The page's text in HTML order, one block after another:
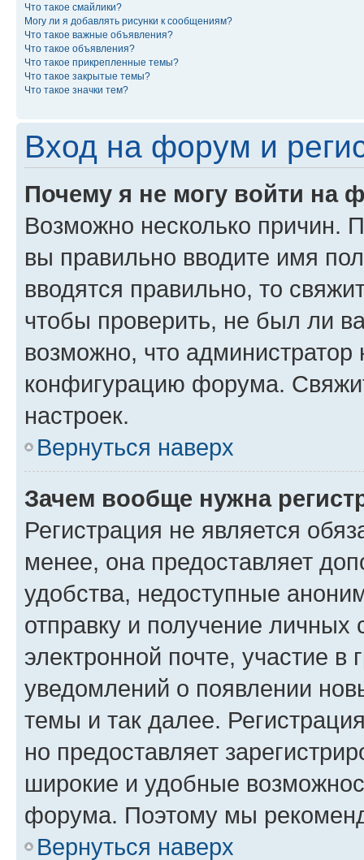
Что такое смайлики?
Могу ли я добавлять рисунки к сообщениям?
Что такое важные объявления?
Что такое объявления?
Что такое прикрепленные темы?
Что такое закрытые темы?
Что такое значки тем?
Вход на форум и
Почему я не могу войти на
Возможно несколько причин.
вы правильно вводите имя
вводятся правильно, то
чтобы проверить, не был ли
возможно, что администратор
конфигурацию форума.
настроек.
Вернуться наверх
Зачем вообще нужна
Регистрация не является
менее, она предоставляет
удобства, недоступные
отправку и получение
электронной почте, участие в
уведомлений о появлении
темы и так далее.
но предоставляет
широкие и удобные
форума. Поэтому мы
Вернуться наверх